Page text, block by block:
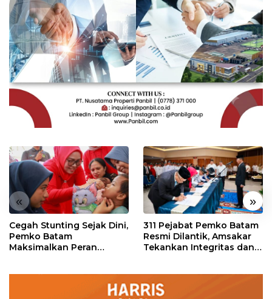
« »
Cegah Stunting Sejak Dini,
Pemko Batam
Maksimalkan Peran
311 Pejabat Pemko Batam
Resmi Dilantik, Amsakar
Tekankan Integritas dan